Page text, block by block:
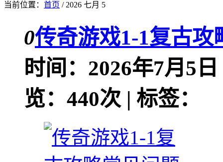
当前位置： 首页 / 2026 七月 5
0传奇游戏1-1复古攻
时间：2026年7月5
览：440次 | 标签：